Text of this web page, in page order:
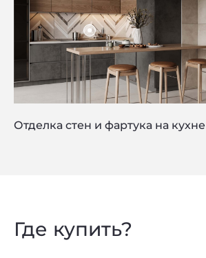
Отделка стен и фартука на кухне
Где купить?